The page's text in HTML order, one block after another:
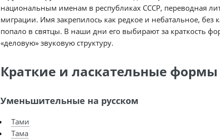
национальным именам в республиках СССР, переводная
миграции. Имя закрепилось как редкое и небатальное,
попало в святцы. В наши дни его выбирают за краткость
«деловую» звуковую структуру.
Краткие и ласкательные формы
Уменьшительные на русском
Тами
Тама